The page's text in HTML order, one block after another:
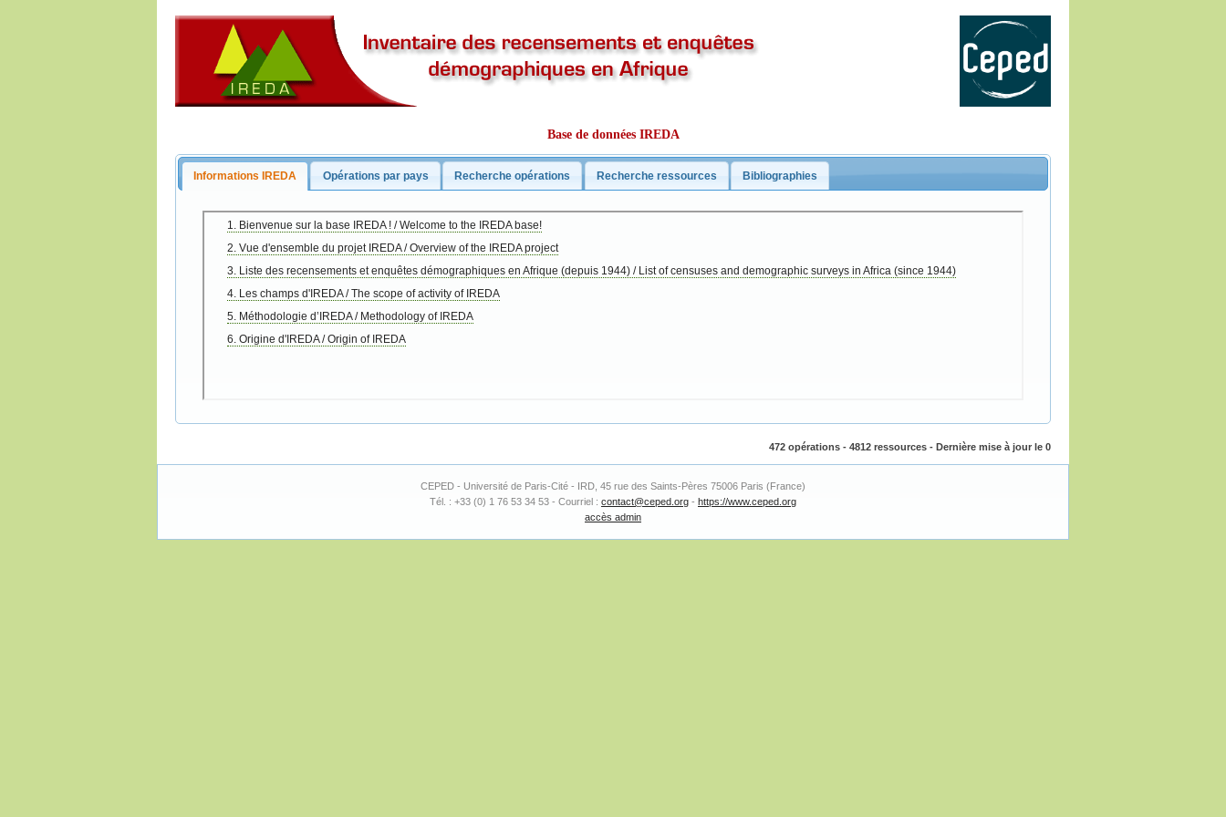
Base de données IREDA
Informations IREDA Opérations par pays Recherche opérations Recherche ressources Bibliographies
1. Bienvenue sur la base IREDA ! / Welcome to the IREDA base!
2. Vue d'ensemble du projet IREDA / Overview of the IREDA project
3. Liste des recensements et enquêtes démographiques en Afrique (depuis 1944) / List of censuses and demographic surveys in Africa (since 1944)
4. Les champs d'IREDA / The scope of activity of IREDA
5. Méthodologie d’IREDA / Methodology of IREDA
6. Origine d'IREDA / Origin of IREDA
472 opérations - 4812 ressources - Dernière mise à jour le 0
CEPED - Université de Paris-Cité - IRD, 45 rue des Saints-Pères 75006 Paris (France)
Tél. : +33 (0) 1 76 53 34 53 - Courriel : contact@ceped.org - https://www.ceped.org
accès admin